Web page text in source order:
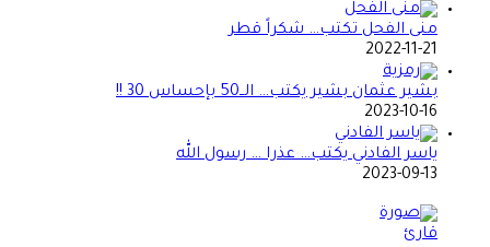
منى الفحل تكتب… شكراً قطر
2022-11-21
بشير عثمان بشير يكتب… الــ50 بإحساس 30 !!
2023-10-16
ياسر الفادني يكتب… عذرا … رسول الله
2023-09-13